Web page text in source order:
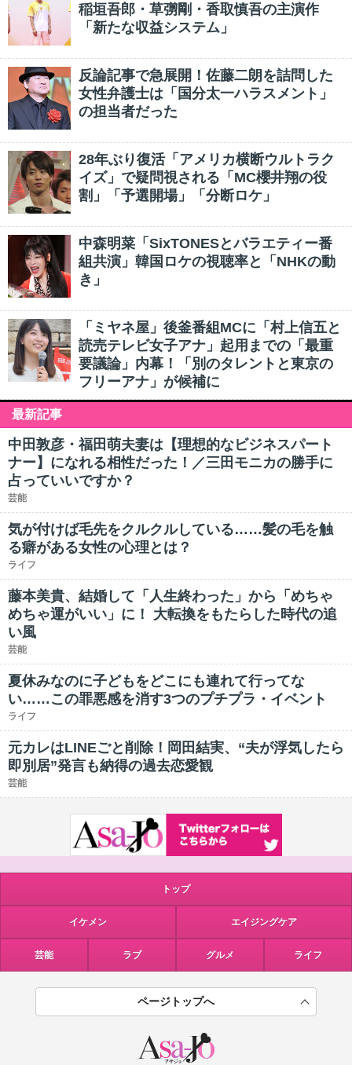
稲垣吾郎・草彅剛・香取慎吾の主演作
「新たな収益システム」
反論記事で急展開！佐藤二朗を詰問した
女性弁護士は「国分太一ハラスメント」
の担当者だった
28年ぶり復活「アメリカ横断ウルトラク
イズ」で疑問視される「MC櫻井翔の役
割」「予選開場」「分断ロケ」
中森明菜「SixTONESとバラエティー番
組共演」韓国ロケの視聴率と「NHKの動
き」
「ミヤネ屋」後釜番組MCに「村上信五と
読売テレビ女子アナ」起用までの「最重
要議論」内幕！「別のタレントと東京の
フリーアナ」が候補に
最新記事
中田敦彦・福田萌夫妻は【理想的なビジネスパート
ナー】になれる相性だった！／三田モニカの勝手に
占っていいですか？
芸能
気が付けば毛先をクルクルしている……髪の毛を触
る癖がある女性の心理とは？
ライフ
藤本美貴、結婚して「人生終わった」から「めちゃ
めちゃ運がいい」に！ 大転換をもたらした時代の追
い風
芸能
夏休みなのに子どもをどこにも連れて行ってな
い……この罪悪感を消す3つのプチプラ・イベント
ライフ
元カレはLINEごと削除！岡田結実、“夫が浮気したら
即別居”発言も納得の過去恋愛観
芸能
トップ
イケメン エイジングケア
芸能 ラブ グルメ ライフ
ページトップへ